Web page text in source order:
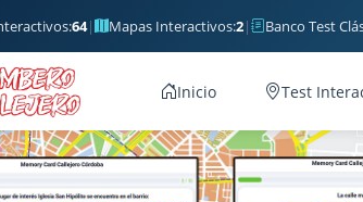
64| Mapas Interactivos:2| Banco Test
Inicio Test